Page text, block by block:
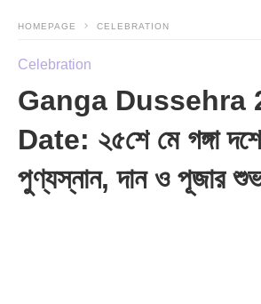
HOMEPAGE CELEBRATION
Celebration
Ganga Dussehra
Date: ২৫শে মে গঙ্গা
পুণ্যস্নান, দান ও পূজার